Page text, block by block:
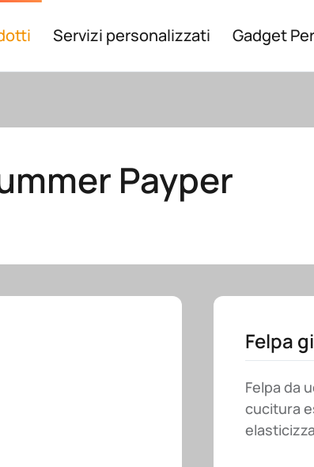
Servizi personalizzati Gadget
Payper
Felpa
Felpa da
cucitura